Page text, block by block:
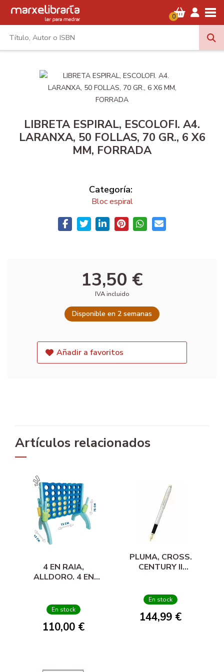
0
LIBRETA ESPIRAL, ESCOLOFI. A4.
LARANXA, 50 FOLLAS, 70 GR., 6 X6
MM, FORRADA
Categoría:
Bloc espiral
13,50 €
IVA incluido
Disponible en 2 semanas
Añadir a favoritos
Artículos relacionados
4 EN RAIA,
ALLDORO. 4 EN
En stock
110,00 €
PLUMA, CROSS.
CENTURY II
En stock
144,99 €